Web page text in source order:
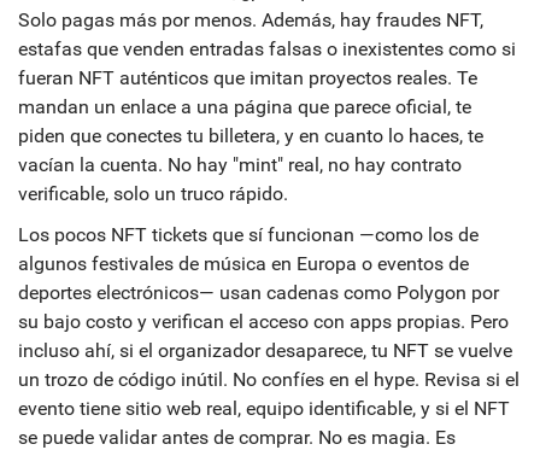
Solo pagas más por menos. Además, hay fraudes NFT,
estafas que venden entradas falsas o inexistentes como si
fueran NFT auténticos que imitan proyectos reales. Te
mandan un enlace a una página que parece oficial, te
piden que conectes tu billetera, y en cuanto lo haces, te
vacían la cuenta. No hay "mint" real, no hay contrato
verificable, solo un truco rápido.
Los pocos NFT tickets que sí funcionan —como los de
algunos festivales de música en Europa o eventos de
deportes electrónicos— usan cadenas como Polygon por
su bajo costo y verifican el acceso con apps propias. Pero
incluso ahí, si el organizador desaparece, tu NFT se vuelve
un trozo de código inútil. No confíes en el hype. Revisa si el
evento tiene sitio web real, equipo identificable, y si el NFT
se puede validar antes de comprar. No es magia. Es